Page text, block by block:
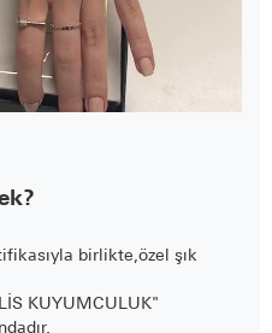
birlikte,özel şık
KUYUMCULUK"